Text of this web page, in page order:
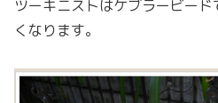
ツーキニストはケブラービー
くなります。